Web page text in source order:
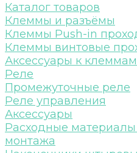
Каталог товаров
Клеммы и разъёмы
Клеммы Push-in
Клеммы винтовые
Аксессуары к клеммам
Реле
Промежуточные реле
Реле управления
Аксессуары
Расходные
монтажа